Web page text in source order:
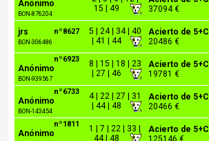
Anónimo
BON-876204
15 | 49
37094 €
nº8627
jrs
BON-306486
5 | 24 | 34 | 40
| 41 | 44
Acierto de 5+C
20486 €
nº6923
Anónimo
BON-939567
8 | 15 | 18 | 23
| 27 | 46
Acierto de 5+C
19781 €
nº6733
Anónimo
BON-143454
4 | 22 | 27 | 31
| 44 | 48
Acierto de 5+C
20466 €
nº1811
Anónimo
1 | 7 | 22 | 33 |
44 | 48
Acierto de 5+C